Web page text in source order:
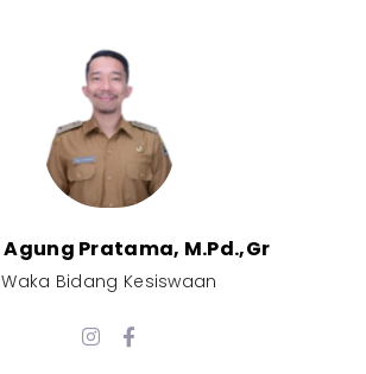
Agung Pratama, M.Pd.,Gr​
Waka Bidang Kesiswaan​